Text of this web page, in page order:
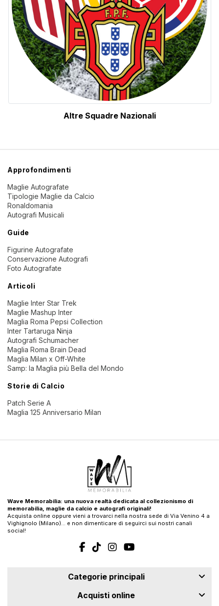
Altre Squadre Nazionali
Approfondimenti
Maglie Autografate
Tipologie Maglie da Calcio
Ronaldomania
Autografi Musicali
Guide
Figurine Autografate
Conservazione Autografi
Foto Autografate
Articoli
Maglie Inter Star Trek
Maglie Mashup Inter
Maglia Roma Pepsi Collection
Inter Tartaruga Ninja
Autografi Schumacher
Maglia Roma Brain Dead
Maglia Milan x Off-White
Samp: la Maglia più Bella del Mondo
Storie di Calcio
Patch Serie A
Maglia 125 Anniversario Milan
Wave Memorabilia: una nuova realtà dedicata al collezionismo di
memorabilia, maglie da calcio e autografi originali!
Acquista online oppure vieni a trovarci nella nostra sede di Via Venino 4 a
Vighignolo (Milano)… e non dimenticare di seguirci sui nostri canali
social!
Categorie principali
Acquisti online